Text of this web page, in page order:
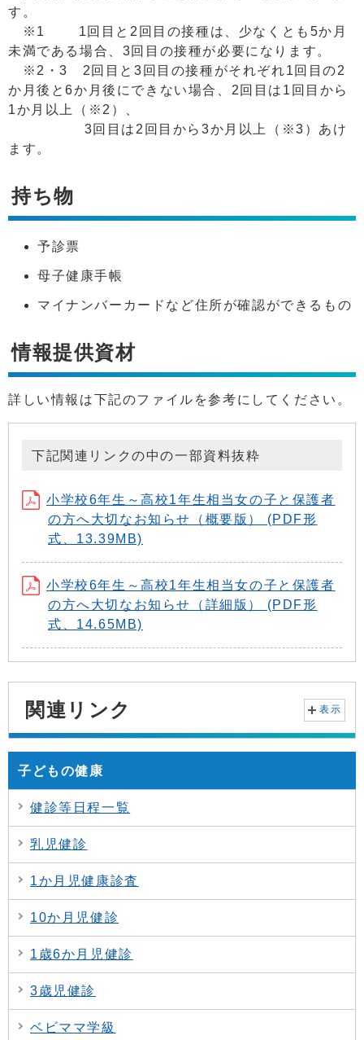
す。
※1 1回目と2回目の接種は、少なくとも5か月
未満である場合、3回目の接種が必要になります。
※2・3 2回目と3回目の接種がそれぞれ1回目の2
か月後と6か月後にできない場合、2回目は1回目から
1か月以上（※2）、
3回目は2回目から3か月以上（※3）あけ
ます。
持ち物
予診票
母子健康手帳
マイナンバーカードなど住所が確認ができるもの
情報提供資材
詳しい情報は下記のファイルを参考にしてください。
下記関連リンクの中の一部資料抜粋
小学校6年生～高校1年生相当女の子と保護者
の方へ大切なお知らせ（概要版） (PDF形
式、13.39MB)
小学校6年生～高校1年生相当女の子と保護者
の方へ大切なお知らせ（詳細版） (PDF形
式、14.65MB)
関連リンク 表示
子どもの健康
健診等日程一覧
乳児健診
1か月児健康診査
10か月児健診
1歳6か月児健診
3歳児健診
ベビママ学級